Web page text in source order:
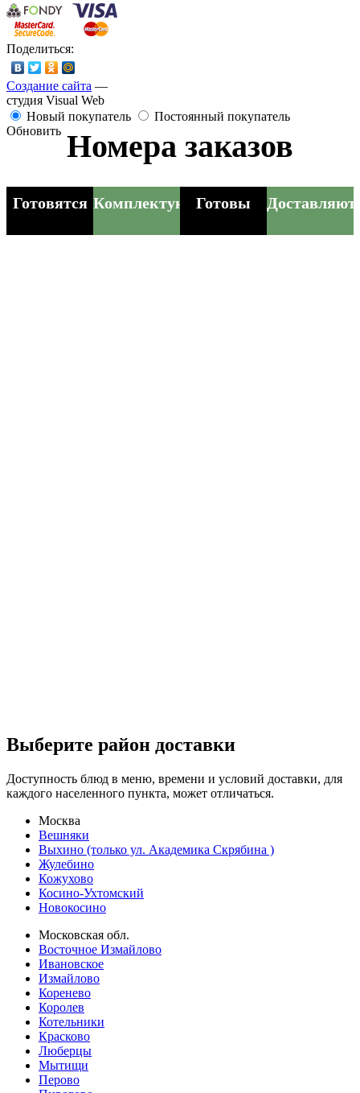
Поделиться:
Создание сайта —
студия Visual Web
Новый покупатель
Постоянный покупатель
Обновить Номера заказов
Готовятся КомплектуютсяГотовы
Выберите район доставки
Доступность блюд в меню, времени и условий доставки, для
каждого населенного пункта, может отличаться.
Москва
Вешняки
Выхино (только ул. Академика Скрябина )
Жулебино
Кожухово
Косино-Ухтомский
Новокосино
Московская обл.
Восточное Измайлово
Ивановское
Измайлово
Коренево
Королев
Котельники
Красково
Люберцы
Мытищи
Перово